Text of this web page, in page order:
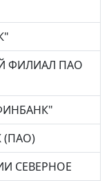
ФИЛИАЛ ПАО
(ПАО)
СЕВЕРНОЕ